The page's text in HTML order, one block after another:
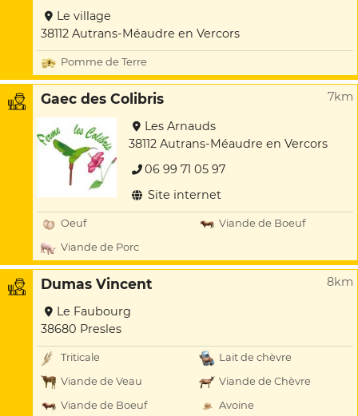
Le village
38112 Autrans-Méaudre en Vercors
Pomme de Terre
Gaec des Colibris 7km
Les Arnauds
38112 Autrans-Méaudre en Vercors
06 99 71 05 97
Site internet
Oeuf
Viande de Boeuf
Viande de Porc
Dumas Vincent 8km
Le Faubourg
38680 Presles
Triticale
Lait de chèvre
Viande de Veau
Viande de Chèvre
Viande de Boeuf
Avoine